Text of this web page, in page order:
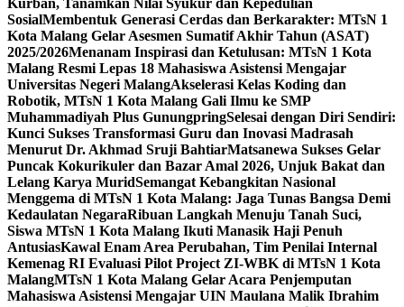
Kurban, Tanamkan Nilai Syukur dan Kepedulian
SosialMembentuk Generasi Cerdas dan Berkarakter: MTsN 1
Kota Malang Gelar Asesmen Sumatif Akhir Tahun (ASAT)
2025/2026Menanam Inspirasi dan Ketulusan: MTsN 1 Kota
Malang Resmi Lepas 18 Mahasiswa Asistensi Mengajar
Universitas Negeri MalangAkselerasi Kelas Koding dan
Robotik, MTsN 1 Kota Malang Gali Ilmu ke SMP
Muhammadiyah Plus GunungpringSelesai dengan Diri Sendiri:
Kunci Sukses Transformasi Guru dan Inovasi Madrasah
Menurut Dr. Akhmad Sruji BahtiarMatsanewa Sukses Gelar
Puncak Kokurikuler dan Bazar Amal 2026, Unjuk Bakat dan
Lelang Karya MuridSemangat Kebangkitan Nasional
Menggema di MTsN 1 Kota Malang: Jaga Tunas Bangsa Demi
Kedaulatan NegaraRibuan Langkah Menuju Tanah Suci,
Siswa MTsN 1 Kota Malang Ikuti Manasik Haji Penuh
AntusiasKawal Enam Area Perubahan, Tim Penilai Internal
Kemenag RI Evaluasi Pilot Project ZI-WBK di MTsN 1 Kota
MalangMTsN 1 Kota Malang Gelar Acara Penjemputan
Mahasiswa Asistensi Mengajar UIN Maulana Malik Ibrahim